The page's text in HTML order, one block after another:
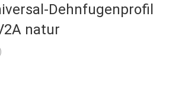
Dehnfugenprofil
natur